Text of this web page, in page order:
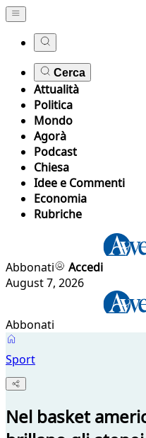
Cerca
Attualità
Politica
Mondo
Agorà
Podcast
Chiesa
Idee e Commenti
Economia
Rubriche
Abbonati
Accedi
August 7, 2026
Abbonati
Sport
Nel basket